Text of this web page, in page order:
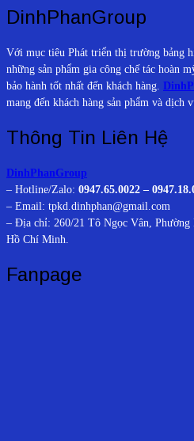
DinhPhanGroup
Với mục tiêu Phát triển thị trường bảng
những sản phẩm gia công chế tác hoàn
bảo hành tốt nhất đến khách hàng.
mang đến khách hàng sản phẩm và dịch
Thông Tin Liên Hệ
DinhPhanGroup
– Hotline/Zalo: 0947.65.0022 –
– Email: tpkd.dinhphan@gmail.com
– Địa chỉ: 260/21 Tô Ngọc Vân,
Hồ Chí Minh.
Fanpage